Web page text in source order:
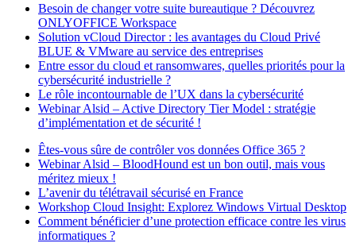
Besoin de changer votre suite bureautique ? Découvrez
ONLYOFFICE Workspace
Solution vCloud Director : les avantages du Cloud Privé
BLUE & VMware au service des entreprises
Entre essor du cloud et ransomwares, quelles priorités pour la
cybersécurité industrielle ?
Le rôle incontournable de l’UX dans la cybersécurité
Webinar Alsid – Active Directory Tier Model : stratégie
d’implémentation et de sécurité !
Êtes-vous sûre de contrôler vos données Office 365 ?
Webinar Alsid – BloodHound est un bon outil, mais vous
méritez mieux !
L’avenir du télétravail sécurisé en France
Workshop Cloud Insight: Explorez Windows Virtual Desktop
Comment bénéficier d’une protection efficace contre les virus
informatiques ?